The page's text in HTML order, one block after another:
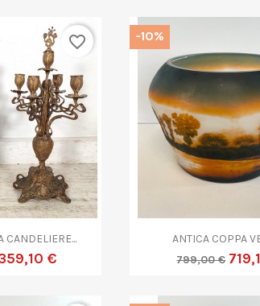
CANDELIERE...
€
favorite_border

ANTICA COPPA
799,00 €
-10%